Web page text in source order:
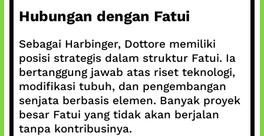
Hubungan dengan Fatui
Sebagai Harbinger, Dottore memiliki
posisi strategis dalam struktur Fatui. Ia
bertanggung jawab atas riset teknologi,
modifikasi tubuh, dan pengembangan
senjata berbasis elemen. Banyak proyek
besar Fatui yang tidak akan berjalan
tanpa kontribusinya.